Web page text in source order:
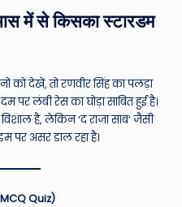
में से किसका स्टारडम
को देखें, तो रणवीर सिंह का पलड़ा
लंबी रेस का घोड़ा साबित हुई है।
है, लेकिन ‘द राजा साब’ जैसी
पर असर डाल रहा है।
Quiz)